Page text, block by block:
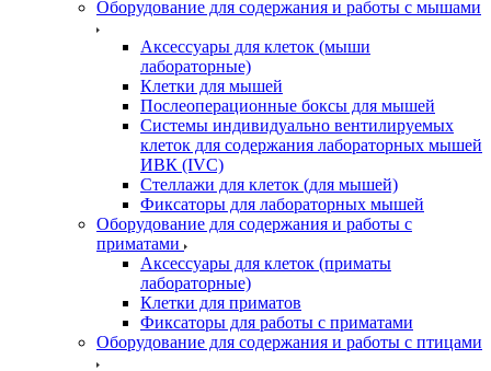
Оборудование для содержания и работы с мышами
Аксессуары для клеток (мыши
лабораторные)
Клетки для мышей
Послеоперационные боксы для мышей
Системы индивидуально вентилируемых
клеток для содержания лабораторных мышей
ИВК (IVC)
Стеллажи для клеток (для мышей)
Фиксаторы для лабораторных мышей
Оборудование для содержания и работы с
приматами
Аксессуары для клеток (приматы
лабораторные)
Клетки для приматов
Фиксаторы для работы с приматами
Оборудование для содержания и работы с птицами